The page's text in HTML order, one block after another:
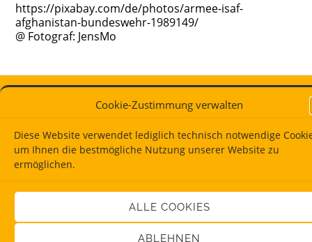
Cookie-Zustimmung verwalten
Diese Website verwendet lediglich technisch notwendige
um Ihnen die bestmögliche Nutzung unserer Website zu
ermöglichen.
ALLE COOKIES
ABLEHNEN
https://pixabay.com/de/photos/armee-isaf-
afghanistan-bundeswehr-1989149/
@ Foto­graf: JensMo
Dipl.-Psych. Ulrich Kerzbeck. Alle Rechte
vorbehalten.| Impressum|Datenschutz|Cookie-